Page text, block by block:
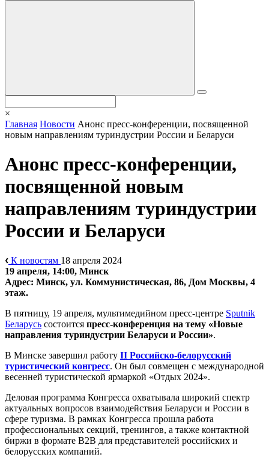
×
Главная Новости Анонс пресс-конференции, посвященной
новым направлениям туриндустрии России и Беларуси
Анонс пресс-конференции,
посвященной новым
направлениям туриндустрии
России и Беларуси
К новостям 18 апреля 2024
19 апреля, 14:00, Минск
Адрес: Минск, ул. Коммунистическая, 86, Дом Москвы, 4
этаж.
В пятницу, 19 апреля, мультимедийном пресс-центре Sputnik
Беларусь состоится пресс-конференция на тему «Новые
направления туриндустрии Беларуси и России».
В Минске завершил работу II Российско-белорусский
туристический конгресс. Он был совмещен с международной
весенней туристической ярмаркой «Отдых 2024».
Деловая программа Конгресса охватывала широкий спектр
актуальных вопросов взаимодействия Беларуси и России в
сфере туризма. В рамках Конгресса прошла работа
профессиональных секций, тренингов, а также контактной
биржи в формате B2B для представителей российских и
белорусских компаний.